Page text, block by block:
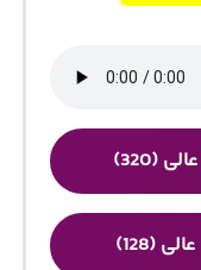
(320)
(128)